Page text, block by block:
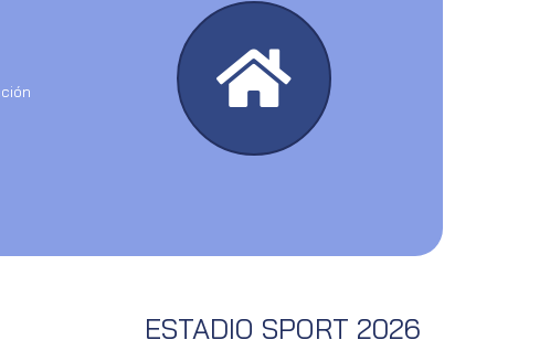
ESTADIO SPORT 2026